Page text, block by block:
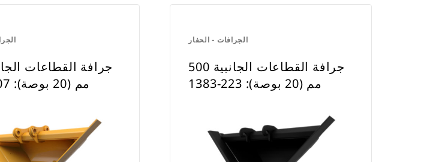
مم (20 بوصة): 307-6475
الجرافات - الحفار
جرافة القطاعات الجانبية 500
مم (20 بوصة): 223-1383